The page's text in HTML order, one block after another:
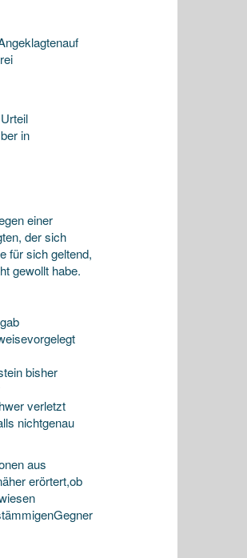
in
einer
der sich
für sich geltend,
gewollt habe.
bisher
verletzt
nichtgenau
aus
erörtert,ob